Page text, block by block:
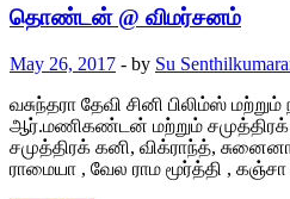
தொண்டன் @ விமர்சனம்
May 26, 2017 - by Su
வசுந்தரா தேவி சினி பிலிம்ஸ்
ஆர்.மணிகண்டன் மற்றும் சமுத்திரக்
சமுத்திரக் கனி, விக்ராந்த்,
ராமையா , வேல ராம மூர்த்தி ,